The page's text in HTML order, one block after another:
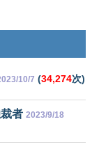
10/7 (34,274次)
者 2023/9/18